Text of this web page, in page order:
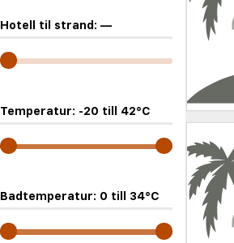
Hotell til strand: —
Temperatur: -20 till 42°C
Badtemperatur: 0 till 34°C